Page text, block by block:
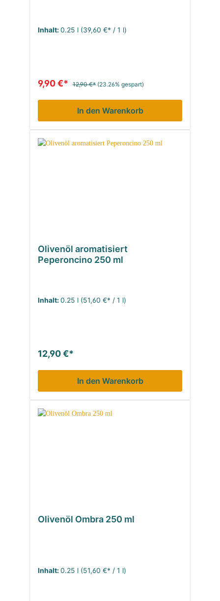
Inhalt:0.25 l (39,60 €* / 1 l)
9,90 €* 12,90 €* (23.26% gespart)
In den Warenkorb
Olivenöl aromatisiert
Peperoncino 250 ml
Inhalt:0.25 l (51,60 €* / 1 l)
12,90 €*
In den Warenkorb
Olivenöl Ombra 250 ml
Inhalt:0.25 l (51,60 €* / 1 l)